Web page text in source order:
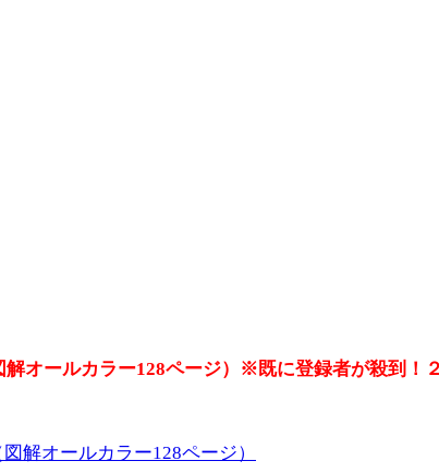
オールカラー128ページ）※既に登録者が殺到！